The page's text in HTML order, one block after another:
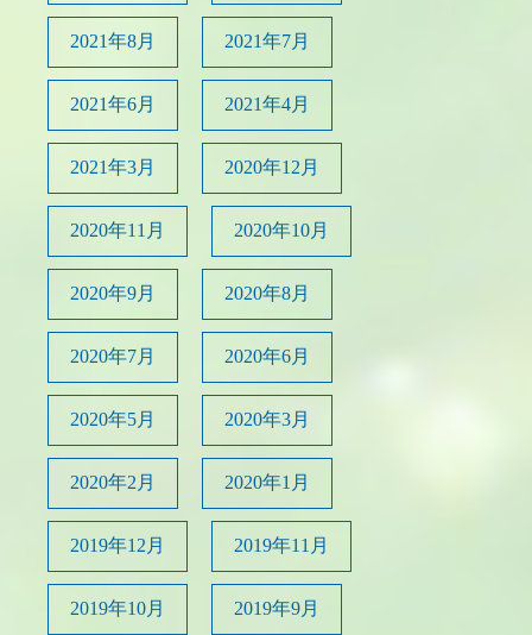
2021年8月 2021年7月
2021年6月 2021年4月
2021年3月 2020年12月
2020年11月 2020年10月
2020年9月 2020年8月
2020年7月 2020年6月
2020年5月 2020年3月
2020年2月 2020年1月
2019年12月 2019年11月
2019年10月 2019年9月